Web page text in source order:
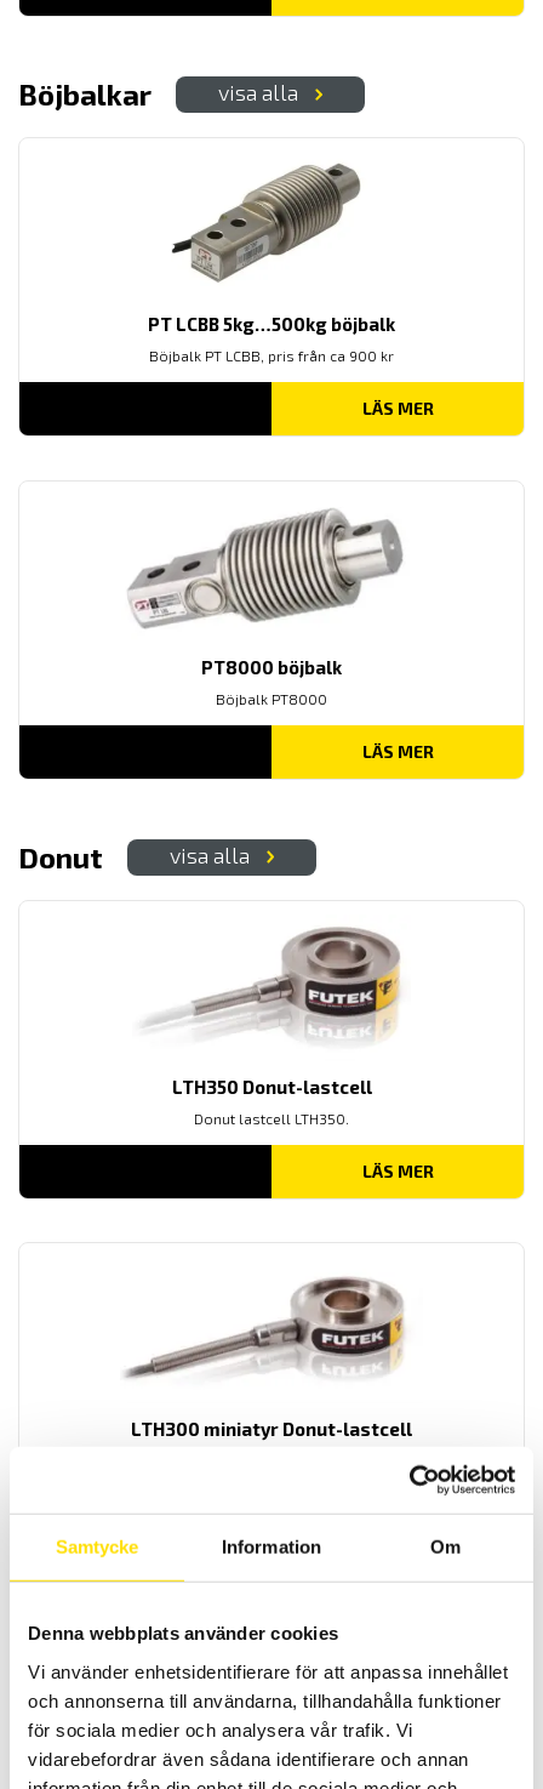
Samtycke Information Om
Denna webbplats använder cookies
Vi använder enhetsidentifierare för att anpassa innehållet
och annonserna till användarna, tillhandahålla funktioner
för sociala medier och analysera vår trafik. Vi
vidarebefordrar även sådana identifierare och annan
Böjbalkar visa alla
PT LCBB 5kg…500kg böjbalk
Böjbalk PT LCBB, pris från ca 900 kr
LÄS MER
PT8000 böjbalk
Böjbalk PT8000
LÄS MER
Donut visa alla
LTH350 Donut-lastcell
Donut lastcell LTH350.
LÄS MER
LTH300 miniatyr Donut-lastcell
LÄS MER
Knapp